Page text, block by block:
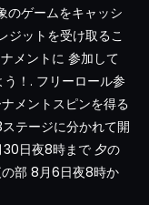
のゲームをキャッシ
ジットを受け取るこ
メントに 参加して
！. フリーロール参
メントスピンを得る
テージに分かれて開
日夜8時まで 夕の
部 8月6日夜8時か